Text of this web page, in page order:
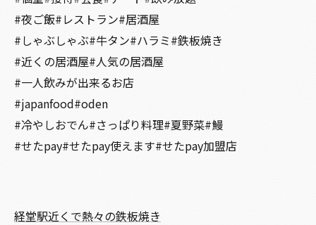
#夜ご飯#レストラン#居酒屋
#しゃぶしゃぶ#牛タン#ハラミ#鉄板焼き
#近くの居酒屋#人気の居酒屋
#一人飲みが出来るお店
#japanfood#oden
#冷やしおでん#さっぱり料理#夏野菜#鰻
#せたpay#せたpay使えます#せたpay加盟店
経堂駅近くで熱々の鉄板焼き